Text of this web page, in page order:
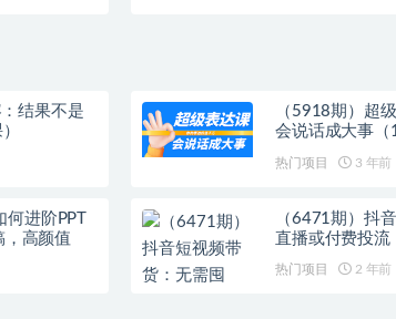
结果不是
（5918期）超
会说话成大事（
热门项目 3 年前
何进阶PPT
，高颜值
（6471期）抖
直播或付费投流
热门项目 2 年前